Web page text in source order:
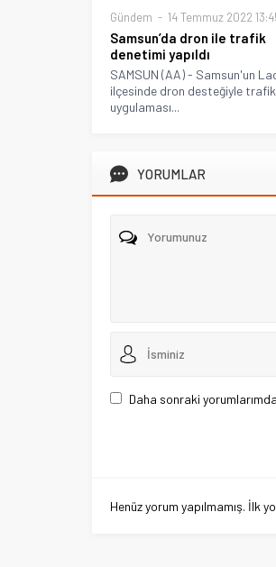
Gündem 14 Temmuz 2022
Samsun’da dron ile trafik
denetimi yapıldı
SAMSUN (AA) - Samsun'un
ilçesinde dron desteğiyle trafik
uygulaması...
YORUMLAR
Daha sonraki
Henüz yorum yapılmamış. İlk